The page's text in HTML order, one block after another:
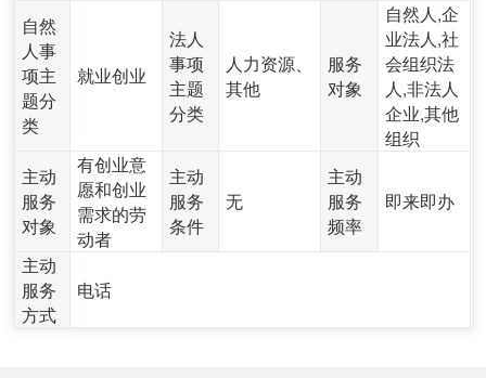
自然
人事
项主
题分
类
就业创业
法人
事项
主题
分类
人力资源、
其他
服务
对象
自然人,企
业法人,社
会组织法
人,非法人
企业,其他
组织
主动
服务
对象
有创业意
愿和创业
需求的劳
动者
主动
服务
条件
无
主动
服务
频率
即来即办
主动
服务
方式
电话